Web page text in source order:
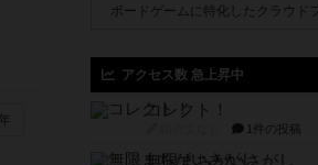
ボードゲームに特化したクラウド
アクセス数 急上昇中
コレクト！
1件の投稿
無限まちがいさがし